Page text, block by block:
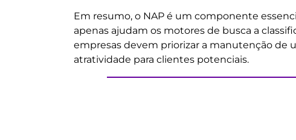
Em resumo, o NAP é um componente
apenas ajudam os motores de busca a
empresas devem priorizar a manutenção de
atratividade para clientes potenciais.